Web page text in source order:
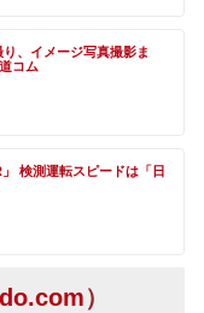
、イメージ写真撮影ま
コム
検測運転スピードは「日
）